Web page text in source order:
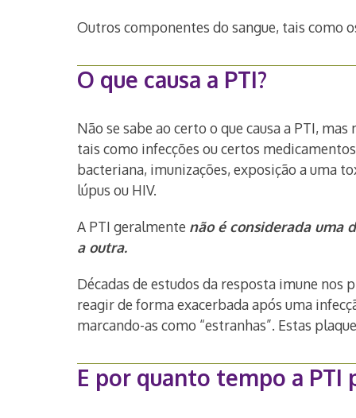
Outros componentes do sangue, tais como
O que causa a PTI?
Não se sabe ao certo o que causa a PTI,
tais como infecções ou certos
bacteriana, imunizações, exposição a uma
lúpus ou HIV.
A PTI geralmente não é considerada uma
a outra.
Décadas de estudos da resposta imune
reagir de forma exacerbada após uma
marcando-as como “estranhas”. Estas
E por quanto tempo a PTI